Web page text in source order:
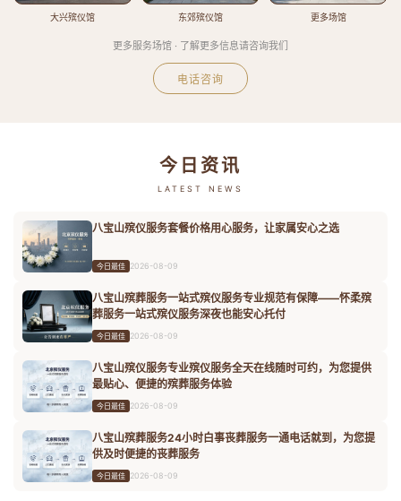
大兴殡仪馆 东郊殡仪馆 更多场馆
更多服务场馆 · 了解更多信息请咨询我们
电话咨询
今日资讯
LATEST NEWS
八宝山殡仪服务套餐价格用心服务，让家属安心之选
今日最佳 2026-08-09
八宝山殡葬服务一站式殡仪服务专业规范有保障——怀柔殡
葬服务一站式殡仪服务深夜也能安心托付
今日最佳 2026-08-09
八宝山殡仪服务专业殡仪服务全天在线随时可约，为您提供
最贴心、便捷的殡葬服务体验
今日最佳 2026-08-09
八宝山殡葬服务24小时白事丧葬服务一通电话就到，为您提
供及时便捷的丧葬服务
今日最佳 2026-08-09